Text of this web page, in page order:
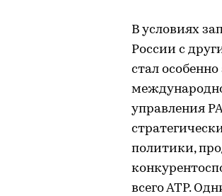
В условиях
России с
стал
управления
политики,
всего АТР.